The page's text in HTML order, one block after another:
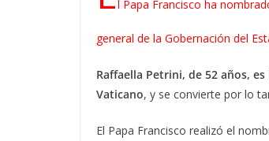
l Papa Francisco ha
general de la Gobernación del
Raffaella Petrini, de 52 años,
Vaticano, y se convierte por lo
El Papa Francisco realizó el